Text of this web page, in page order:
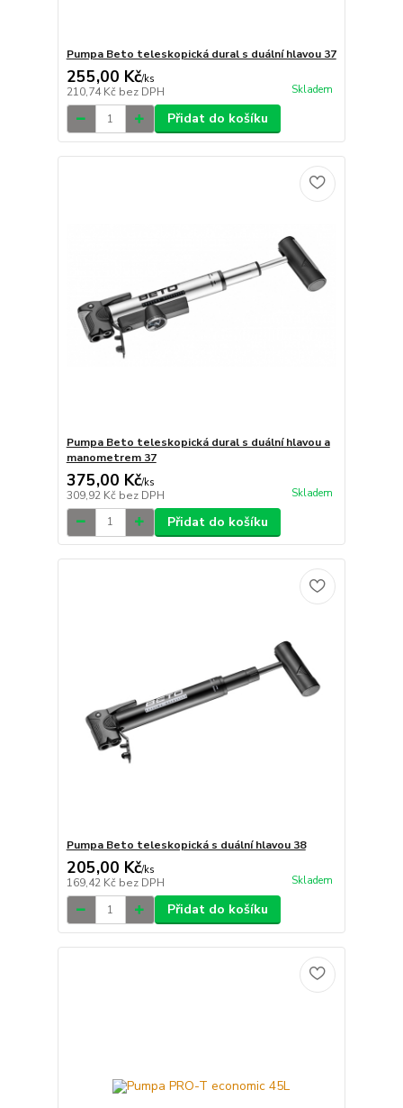
Pumpa Beto teleskopická dural s duální hlavou 37
255,00 Kč/ks
210,74 Kč bez DPH Skladem
Přidat do košíku
Pumpa Beto teleskopická dural s duální hlavou a
manometrem 37
375,00 Kč/ks
309,92 Kč bez DPH Skladem
Přidat do košíku
Pumpa Beto teleskopická s duální hlavou 38
205,00 Kč/ks
169,42 Kč bez DPH Skladem
Přidat do košíku